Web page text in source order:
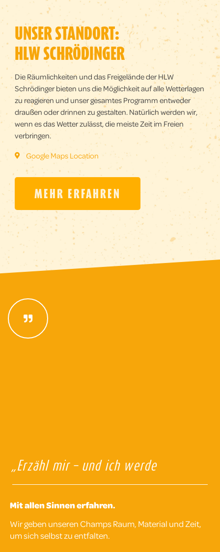
UNSER STANDORT:
HLW SCHRÖDINGER
Die Räumlichkeiten und das Freigelände der HLW
Schrödinger bieten uns die Möglichkeit auf alle Wetterlagen
zu reagieren und unser gesamtes Programm entweder
draußen oder drinnen zu gestalten. Natürlich werden wir,
wenn es das Wetter zulässt, die meiste Zeit im Freien
verbringen.
Google Maps Location
MEHR ERFAHREN
„Erzähl mir – und ich werde
vergessen.
Zeig mir – und ich erinnere mich.
Lass es mich tun – und es wird ein
Teil von mir!“
Mit allen Sinnen erfahren.
Wir geben unseren Champs Raum, Material und Zeit,
um sich selbst zu entfalten.